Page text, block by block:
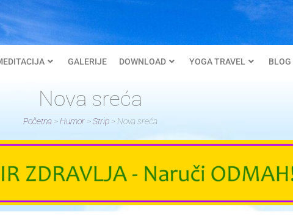
GALERIJE DOWNLOAD YOGA TRAVEL BLOG
Nova sreća
Početna>Humor>Strip>Nova sreća